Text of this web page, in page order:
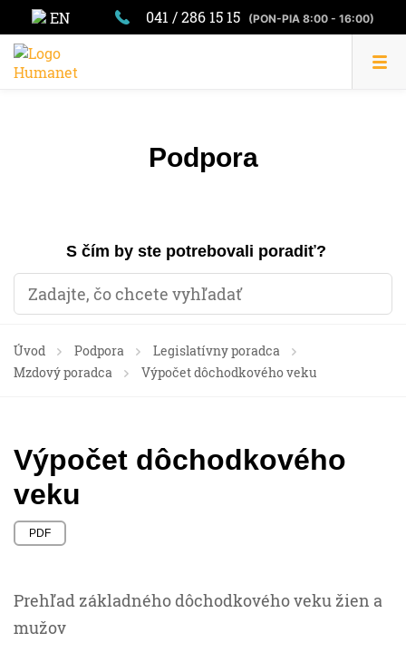
EN 041 / 286 15 15 (PON-PIA 8:00 - 16:00)
Podpora
S čím by ste potrebovali poradiť?
Úvod Podpora
Legislatívny poradca
Mzdový poradca
Výpočet dôchodkového veku
Výpočet dôchodkového
veku
PDF
Prehľad základného dôchodkového veku žien a
mužov